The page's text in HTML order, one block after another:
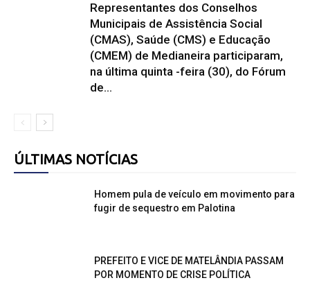
Representantes dos Conselhos
Municipais de Assistência Social
(CMAS), Saúde (CMS) e Educação
(CMEM) de Medianeira participaram,
na última quinta -feira (30), do Fórum
de...
ÚLTIMAS NOTÍCIAS
Homem pula de veículo em movimento para
fugir de sequestro em Palotina
PREFEITO E VICE DE MATELÂNDIA PASSAM
POR MOMENTO DE CRISE POLÍTICA